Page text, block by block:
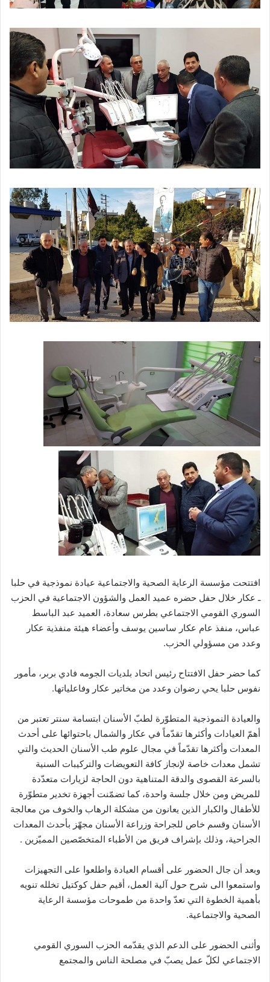
افتتحت مؤسسة الرعاية الصحية والاجتماعية عيادة نموذجية في حلبا
ـ عكار خلال حفل حضره عميد العمل والشؤون الاجتماعية في الحزب
السوري القومي الاجتماعي بطرس سعادة، العميد عبد الباسط
عباس، منفذ عام عكار ساسين يوسف وأعضاء هيئة منفذية عكار
وعدد من مسؤولي الحزب.
كما حضر حفل الافتتاح رئيس اتحاد بلديات الجومه فادي بربر، مأمور
نفوس حلبا يحي رضوان وعدد من مخاتير عكار وفاعلياتها.
والعيادة النموذجية المتطوّرة لطبّ الأسنان ابتسامة سنتر تعتبر من
أهمّ العيادات وأكثرها تقدّماً في عكار والشمال باحتوائها على أحدث
المعدات وأكثرها تقدّماً في مجال علوم طب الأسنان الحديث والتي
تشمل معدات خاصة لإنجاز كافة التعويضات والتركيبات السنية
بالسرعة القصوى والدقة المتناهية دون الحاجة لزيارات متعدّدة
للمريض ومن خلال جلسة واحدة، كما تضمّنت أجهزة تخدير متطوّرة
للأطفال والكبار الذين يعانون من مشكلة الرهاب والخوف من معالجة
الأسنان وقسم خاص للجراحة وزراعة الأسنان مجهّز بأحدث المعدات
الجراحية، وذلك بإشراف فريق من الأطباء المتخصّصين المميّزين .
وبعد أن جال الحضور على أقسام العيادة واطلعوا على التجهيزات
واستمعوا الى شرح حول آلية العمل، أقيم حفل كوكتيل تخلله تنويه
بأهمية الخطوة التي تعدّ واحدة من طموحات مؤسسة الرعاية
الصحية والاجتماعية.
وأثنى الحضور على الدعم الذي يقدّمه الحزب السوري القومي
الاجتماعي لكلّ عمل يصبّ في مصلحة الناس والمجتمع